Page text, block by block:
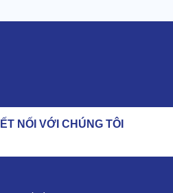
NỐI VỚI CHÚNG TÔI